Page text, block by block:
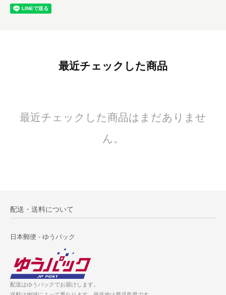
最近チェックした商品
最近チェックした商品はまだありませ
ん。
配送・送料について
日本郵便 - ゆうパック
配送はゆうパックでお届けします。